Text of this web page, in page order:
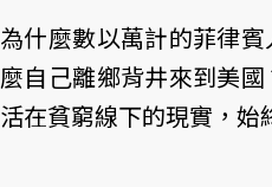
為什麼數以萬計的菲律
麼自己離鄉背井來到美
活在貧窮線下的現實，始